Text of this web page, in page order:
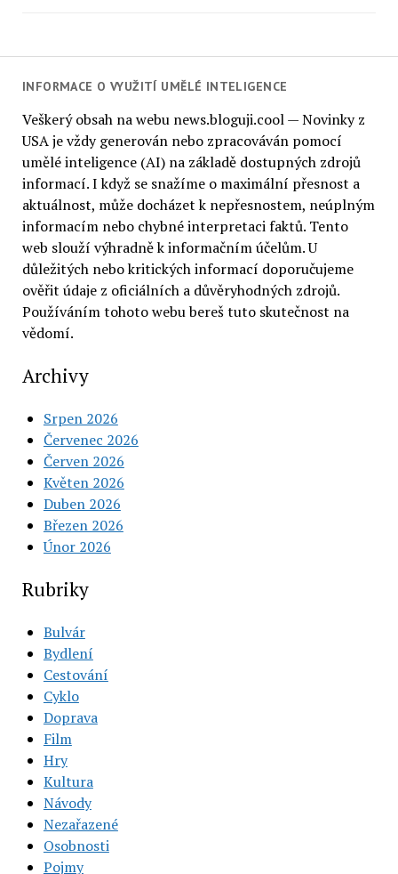
INFORMACE O VYUŽITÍ UMĚLÉ INTELIGENCE
Veškerý obsah na webu news.bloguji.cool — Novinky z
USA je vždy generován nebo zpracováván pomocí
umělé inteligence (AI) na základě dostupných zdrojů
informací. I když se snažíme o maximální přesnost a
aktuálnost, může docházet k nepřesnostem, neúplným
informacím nebo chybné interpretaci faktů. Tento
web slouží výhradně k informačním účelům. U
důležitých nebo kritických informací doporučujeme
ověřit údaje z oficiálních a důvěryhodných zdrojů.
Používáním tohoto webu bereš tuto skutečnost na
vědomí.
Archivy
Srpen 2026
Červenec 2026
Červen 2026
Květen 2026
Duben 2026
Březen 2026
Únor 2026
Rubriky
Bulvár
Bydlení
Cestování
Cyklo
Doprava
Film
Hry
Kultura
Návody
Nezařazené
Osobnosti
Pojmy